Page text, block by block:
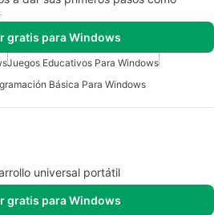
gratis para Windows
Juegos Educativos Para Windows
Básica Para Windows
universal portátil
gratis para Windows